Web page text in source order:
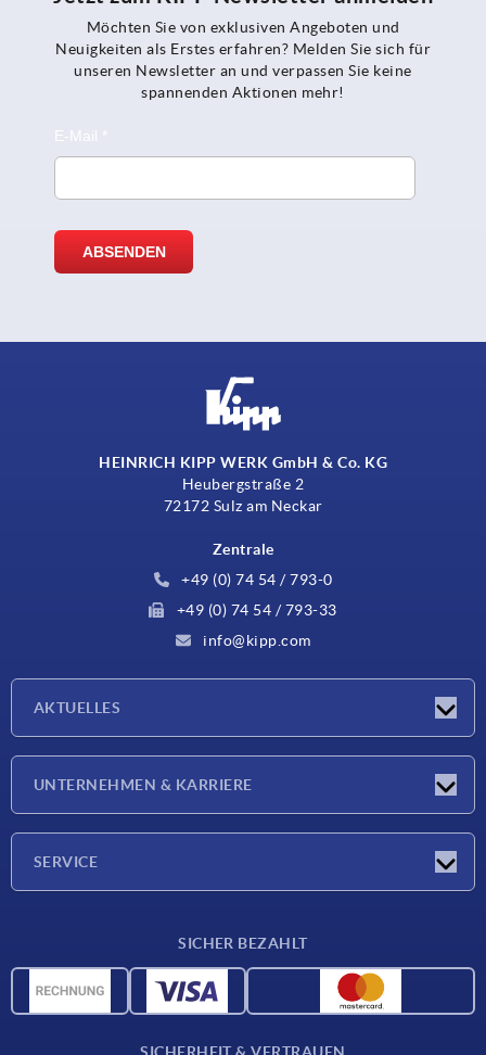
Möchten Sie von exklusiven Angeboten und
Neuigkeiten als Erstes erfahren? Melden Sie sich für
unseren Newsletter an und verpassen Sie keine
spannenden Aktionen mehr!
HEINRICH KIPP WERK GmbH & Co. KG
Heubergstraße 2
72172 Sulz am Neckar
Zentrale
+49 (0) 74 54 / 793-0
+49 (0) 74 54 / 793-33
info@kipp.com
AKTUELLES
Presseberichte
UNTERNEHMEN & KARRIERE
SERVICE
Werkstoffübersicht
SICHER BEZAHLT